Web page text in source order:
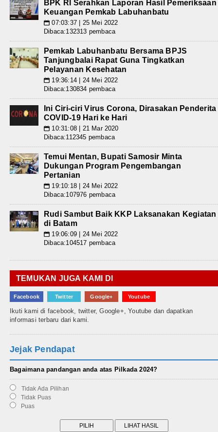
BPK RI Serahkan Laporan Hasil Pemeriksaan
Keuangan Pemkab Labuhanbatu
📅 07:03:37 | 25 Mei 2022
Dibaca:132313 pembaca
Pemkab Labuhanbatu Bersama BPJS
Tanjungbalai Rapat Guna Tingkatkan
Pelayanan Kesehatan
📅 19:36:14 | 24 Mei 2022
Dibaca:130834 pembaca
Ini Ciri-ciri Virus Corona, Dirasakan Penderita
COVID-19 Hari ke Hari
📅 10:31:08 | 21 Mar 2020
Dibaca:112345 pembaca
Temui Mentan, Bupati Samosir Minta
Dukungan Program Pengembangan
Pertanian
📅 19:10:18 | 24 Mei 2022
Dibaca:107976 pembaca
Rudi Sambut Baik KKP Laksanakan Kegiatan
di Batam
📅 19:06:09 | 24 Mei 2022
Dibaca:104517 pembaca
TEMUKAN JUGA KAMI DI
Facebook Twitter Google+ Youtube
Ikuti kami di facebook, twitter, Google+, Youtube dan dapatkan
informasi terbaru dari kami.
Jejak Pendapat
Bagaimana pandangan anda atas Pilkada 2024?
Tidak Ada Pilihan
Tidak Puas
Puas